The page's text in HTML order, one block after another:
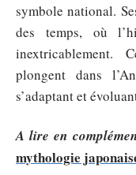
symbole national.
des temps, où
inextricablement.
plongent dans
s’adaptant et
A lire en
mythologie